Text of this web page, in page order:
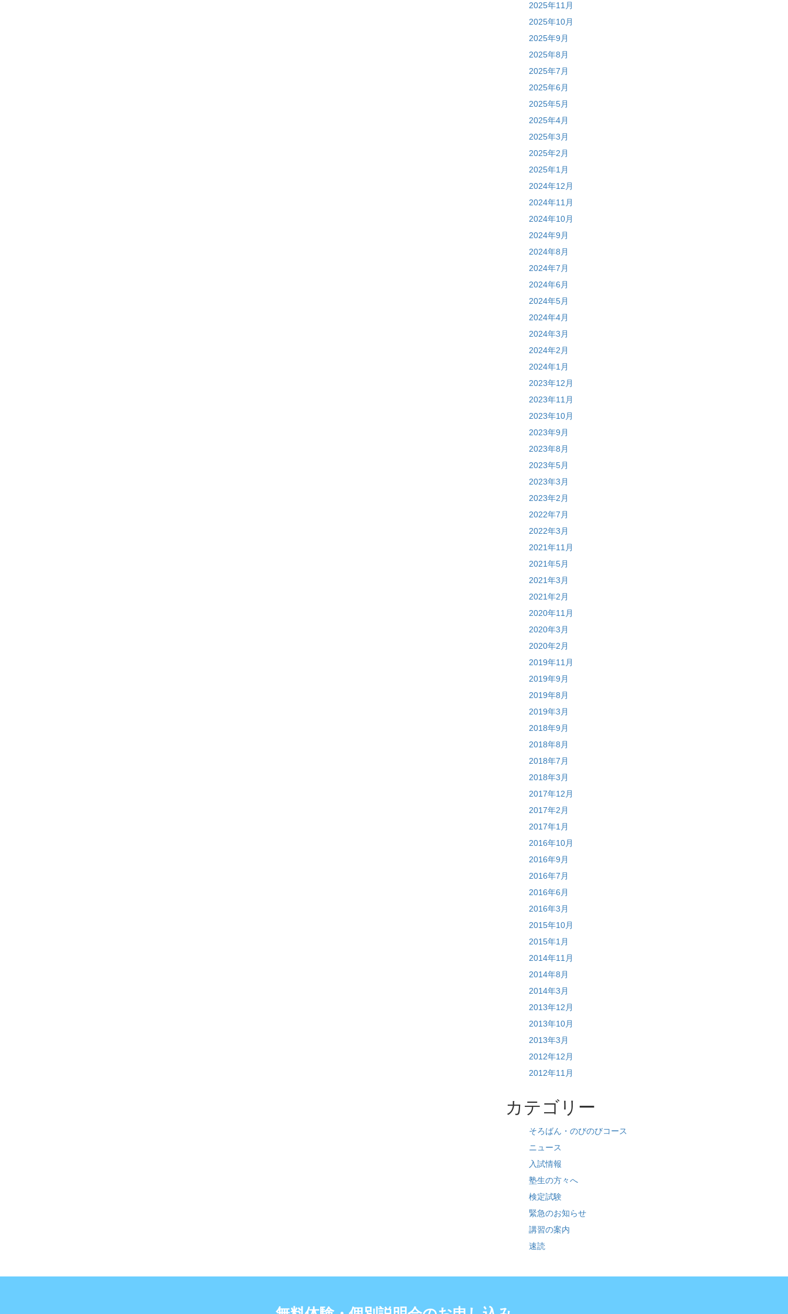
2025年11月
2025年10月
2025年9月
2025年8月
2025年7月
2025年6月
2025年5月
2025年4月
2025年3月
2025年2月
2025年1月
2024年12月
2024年11月
2024年10月
2024年9月
2024年8月
2024年7月
2024年6月
2024年5月
2024年4月
2024年3月
2024年2月
2024年1月
2023年12月
2023年11月
2023年10月
2023年9月
2023年8月
2023年5月
2023年3月
2023年2月
2022年7月
2022年3月
2021年11月
2021年5月
2021年3月
2021年2月
2020年11月
2020年3月
2020年2月
2019年11月
2019年9月
2019年8月
2019年3月
2018年9月
2018年8月
2018年7月
2018年3月
2017年12月
2017年2月
2017年1月
2016年10月
2016年9月
2016年7月
2016年6月
2016年3月
2015年10月
2015年1月
2014年11月
2014年8月
2014年3月
2013年12月
2013年10月
2013年3月
2012年12月
2012年11月
カテゴリー
そろばん・のびのびコース
ニュース
入試情報
塾生の方々へ
検定試験
緊急のお知らせ
講習の案内
速読